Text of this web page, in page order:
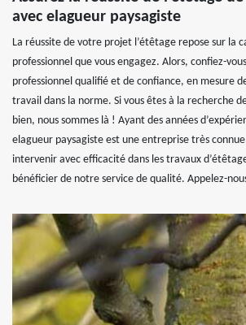
avec elagueur paysagiste
La réussite de votre projet l’étêtage repose sur la
professionnel que vous engagez. Alors, confiez-
professionnel qualifié et de confiance, en mesure
travail dans la norme. Si vous êtes à la recherche
bien, nous sommes là ! Ayant des années
elagueur paysagiste est une entreprise très
intervenir avec efficacité dans les travaux
bénéficier de notre service de qualité. Appelez-